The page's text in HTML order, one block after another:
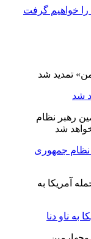
خواهیم گرفت
شد
نظام جمهوری